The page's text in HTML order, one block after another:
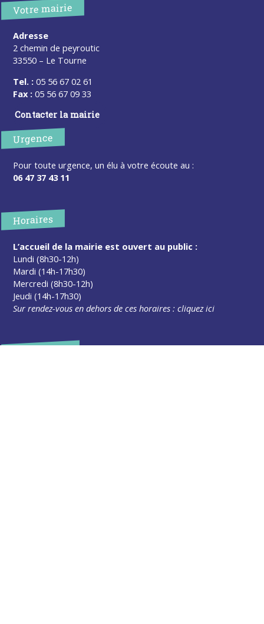
Votre mairie
Adresse
2 chemin de peyroutic
33550 – Le Tourne
Tel. : 05 56 67 02 61
Fax : 05 56 67 09 33
Contacter la mairie
Urgence
Pour toute urgence, un élu à votre écoute au :
06 47 37 43 11
Horaires
L’accueil de la mairie est ouvert au public :
Lundi (8h30-12h)
Mardi (14h-17h30)
Mercredi (8h30-12h)
Jeudi (14h-17h30)
Sur rendez-vous en dehors de ces horaires :cliquez ici